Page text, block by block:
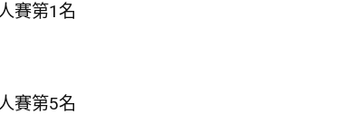
賽第1名
賽第5名